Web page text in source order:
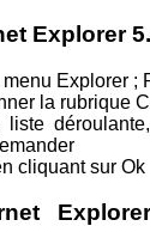
Explorer
Explorer ;
la rubrique
liste
cliquant sur Ok